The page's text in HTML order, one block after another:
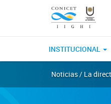
INSTITUCIONAL
Noticias / La